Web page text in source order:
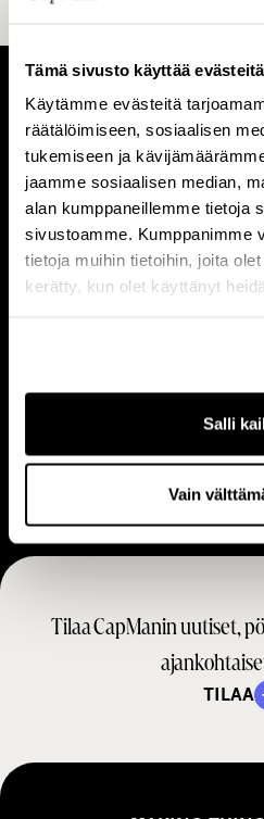
Tämä sivusto käyttää evästeitä
Käytämme evästeitä
räätälöimiseen, sosiaalisen
tukemiseen ja
jaamme sosiaalisen median,
alan kumppaneillemme tietoja
sivustoamme. Kumppanimme
tietoja muihin tietoihin, joita
kerätty, kun olet käyttänyt
Salli
Vain
T
i
e
t
o
a
m
s
ä
Tietoa meistä
I
i
s
e
t
i
&
r
t
t
r
Ura
Tilaa CapManin uutiset,
TILAA